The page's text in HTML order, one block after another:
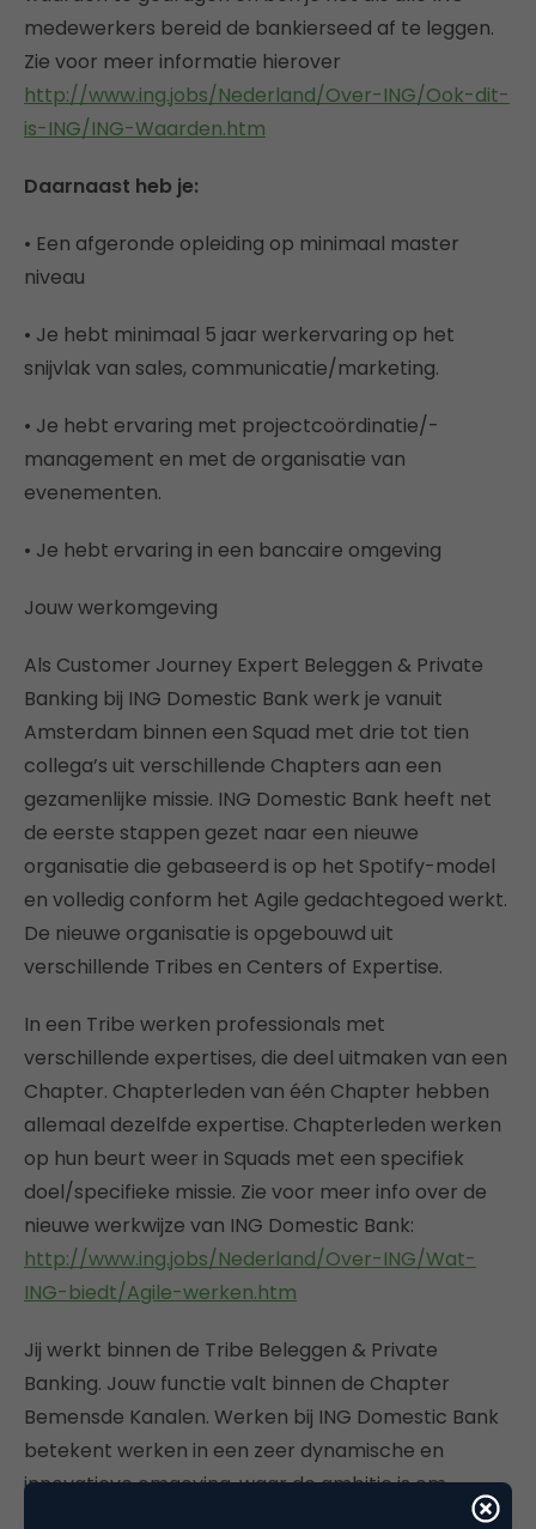
medewerkers bereid de bankierseed af te leggen.
Zie voor meer informatie hierover
http://www.ing.jobs/Nederland/Over-ING/Ook-dit-
is-ING/ING-Waarden.htm
Daarnaast heb je:
• Een afgeronde opleiding op minimaal master
niveau
• Je hebt minimaal 5 jaar werkervaring op het
snijvlak van sales, communicatie/marketing.
• Je hebt ervaring met projectcoördinatie/-
management en met de organisatie van
evenementen.
• Je hebt ervaring in een bancaire omgeving
Jouw werkomgeving
Als Customer Journey Expert Beleggen & Private
Banking bij ING Domestic Bank werk je vanuit
Amsterdam binnen een Squad met drie tot tien
collega’s uit verschillende Chapters aan een
gezamenlijke missie. ING Domestic Bank heeft net
de eerste stappen gezet naar een nieuwe
organisatie die gebaseerd is op het Spotify-model
en volledig conform het Agile gedachtegoed werkt.
De nieuwe organisatie is opgebouwd uit
verschillende Tribes en Centers of Expertise.
In een Tribe werken professionals met
verschillende expertises, die deel uitmaken van een
Chapter. Chapterleden van één Chapter hebben
allemaal dezelfde expertise. Chapterleden werken
op hun beurt weer in Squads met een specifiek
doel/specifieke missie. Zie voor meer info over de
nieuwe werkwijze van ING Domestic Bank:
http://www.ing.jobs/Nederland/Over-ING/Wat-
ING-biedt/Agile-werken.htm
Jij werkt binnen de Tribe Beleggen & Private
Banking. Jouw functie valt binnen de Chapter
Bemensde Kanalen. Werken bij ING Domestic Bank
betekent werken in een zeer dynamische en
innovatieve omgeving, waar de ambitie is om
koploper te zijn en te blijven in het (internationale)